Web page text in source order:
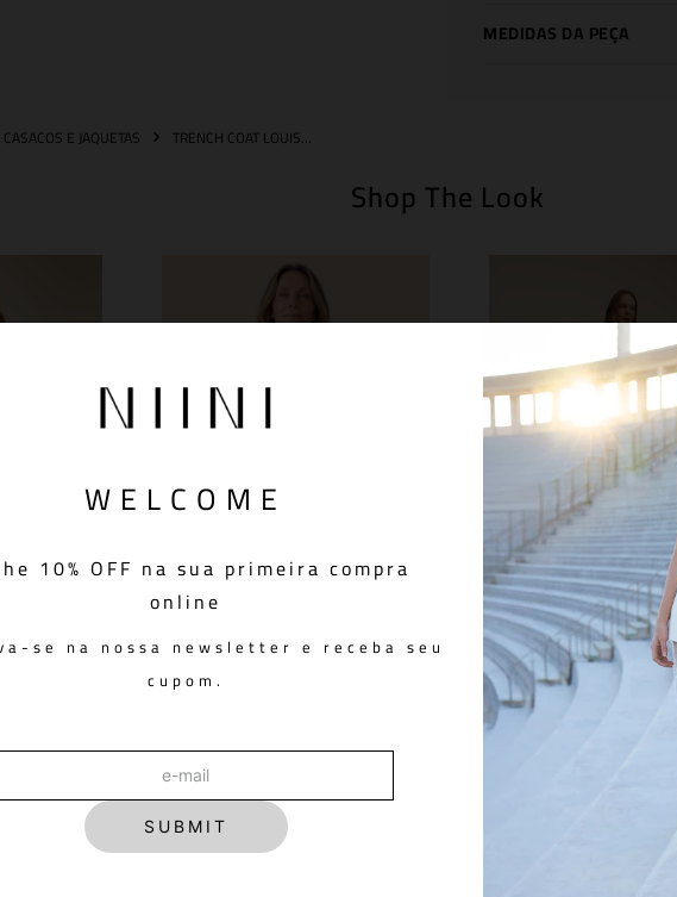
WELCOME
10% OFF na sua primeira compra
online
se na nossa newsletter e receba seu
cupom.
SUBMIT
MEDIDAS DA PEÇA
CASACOS E JAQUETAS TRENCH COAT LOUISE BEIGE
Shop The Look
Short Saia Jade Navy
R$ 1.798,00
You May Also Like